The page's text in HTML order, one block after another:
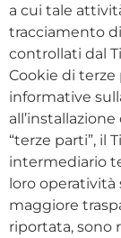
a cui tale
tracciamento
controllati dal
Cookie di
informative
“terze parti”, il
intermediario
loro operatività
maggiore
riportata, sono